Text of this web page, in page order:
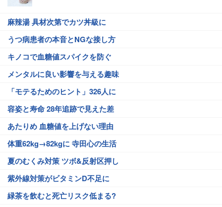
麻辣湯 具材次第でカツ丼級に
うつ病患者の本音とNGな接し方
キノコで血糖値スパイクを防ぐ
メンタルに良い影響を与える趣味
「モテるためのヒント」326人に
容姿と寿命 28年追跡で見えた差
あたりめ 血糖値を上げない理由
体重62kg→82kgに 寺田心の生活
夏のむくみ対策 ツボ&反射区押し
紫外線対策がビタミンD不足に
緑茶を飲むと死亡リスク低まる?